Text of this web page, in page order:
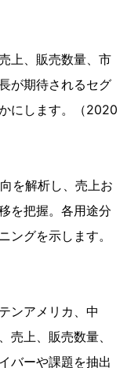
上、販売数量、市
が期待されるセグ
にします。（2020
を解析し、売上お
を把握。各用途分
ングを示します。
ンアメリカ、中
売上、販売数量、
バーや課題を抽出